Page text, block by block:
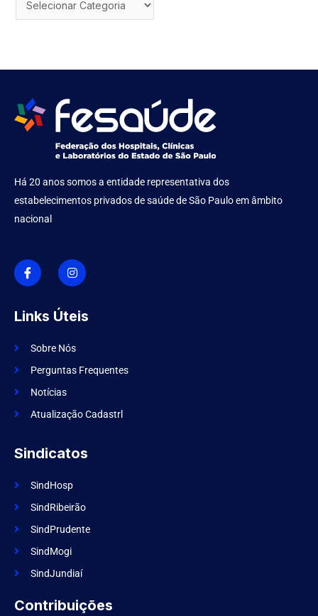
Há 20 anos somos a entidade representativa dos
estabelecimentos privados de saúde de São Paulo em âmbito
nacional
I
c
o
n
f
a
e
o
k
I
n
s
t
g
r
m
Links Úteis
Sobre Nós
Perguntas Frequentes
Notícias
Atualização Cadastrl
Sindicatos
SindHosp
SindRibeirão
SindPrudente
SindMogi
SindJundiaí
Contribuições